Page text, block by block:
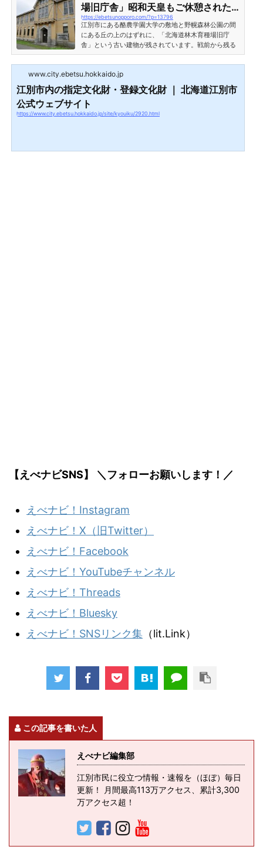
場旧庁舎」昭和天皇もご休憩された
貴重な建築物内外をリポート！［江
別市文京台緑町］
https://ebetsunopporo.com/?p=13796
江別市にある酪農学園大学の敷地と野幌森林公園の間
にある丘の上のはずれに、「北海道林木育種場旧庁
舎」という古い建物が残されています。戦前から残る
貴重な巨大建築物で、なんとかつては昭和天皇も行幸
されたという歴史もあるそうです。そんな江別市民で
すらあまり知られていない（Wikipediaにすら載って
いない！）「林木育種場旧庁舎」がどんな所なのか？
実際に行って建物内外を見学してきましたのでリポー
トします！江別市に残る歴史的建造物「北海道林木育
種場旧庁舎」に行ってみた！出入口の古い石積みの門
www.city.ebetsu.hokkaido.jp
江別市内の指定文化財・登録文化財 ｜ 北海道江別市
公式ウェブサイト
https://www.city.ebetsu.hokkaido.jp/site/kyouiku/2920.html
【えべナビSNS】 ＼フォローお願いします！／
えべナビ！Instagram
えべナビ！X（旧Twitter）
えべナビ！Facebook
えべナビ！YouTubeチャンネル
えべナビ！Threads
えべナビ！Bluesky
えべナビ！SNSリンク集 （lit.Link）
この記事を書いた人
えべナビ編集部
江別市民に役立つ情報・速報を（ほぼ）毎日
更新！ 月間最高113万アクセス、累計3,300
万アクセス超！